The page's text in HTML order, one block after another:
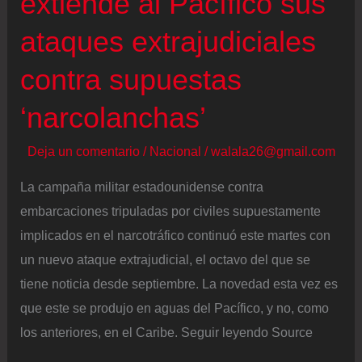
ataques extrajudiciales
contra supuestas
‘narcolanchas’
Deja un comentario / Nacional /walala26@gmail.com
La campaña militar estadounidense contra
embarcaciones tripuladas por civiles supuestamente
implicados en el narcotráfico continuó este martes con
un nuevo ataque extrajudicial, el octavo del que se
tiene noticia desde septiembre. La novedad esta vez es
que este se produjo en aguas del Pacífico, y no, como
los anteriores, en el Caribe. Seguir leyendo Source